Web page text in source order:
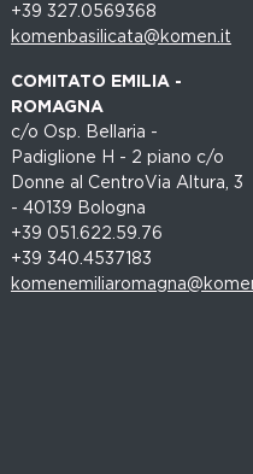
+39 327.0569368
komenbasilicata@komen.it
COMITATO EMILIA -
ROMAGNA
c/o Osp. Bellaria -
Padiglione H - 2 piano c/o
Donne al CentroVia Altura, 3
- 40139 Bologna
+39 051.622.59.76
+39 340.4537183